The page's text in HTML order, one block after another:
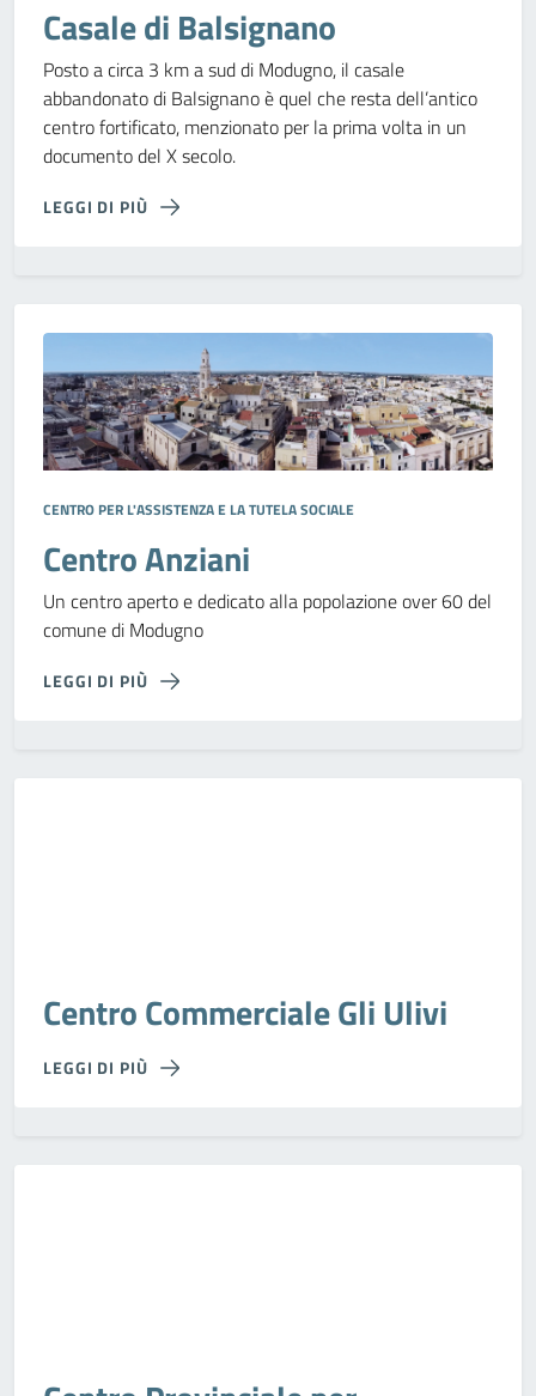
Casale di Balsignano
Posto a circa 3 km a sud di Modugno, il casale
abbandonato di Balsignano è quel che resta dell’antico
centro fortificato, menzionato per la prima volta in un
documento del X secolo.
LEGGI DI PIÙ
CENTRO PER L'ASSISTENZA E LA TUTELA SOCIALE
Centro Anziani
Un centro aperto e dedicato alla popolazione over 60 del
comune di Modugno
LEGGI DI PIÙ
Centro Commerciale Gli Ulivi
LEGGI DI PIÙ